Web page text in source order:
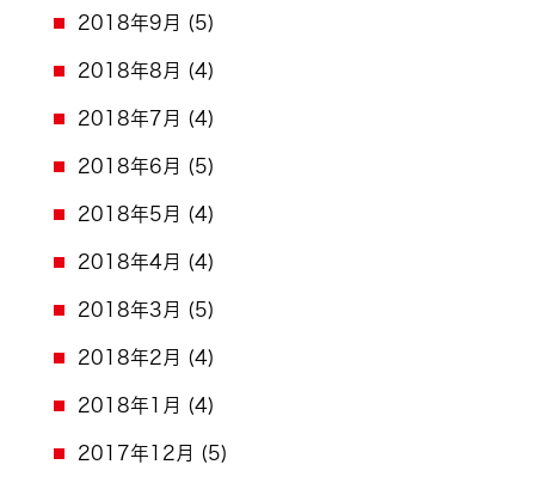
2018年9月 (5)
2018年8月 (4)
2018年7月 (4)
2018年6月 (5)
2018年5月 (4)
2018年4月 (4)
2018年3月 (5)
2018年2月 (4)
2018年1月 (4)
2017年12月 (5)